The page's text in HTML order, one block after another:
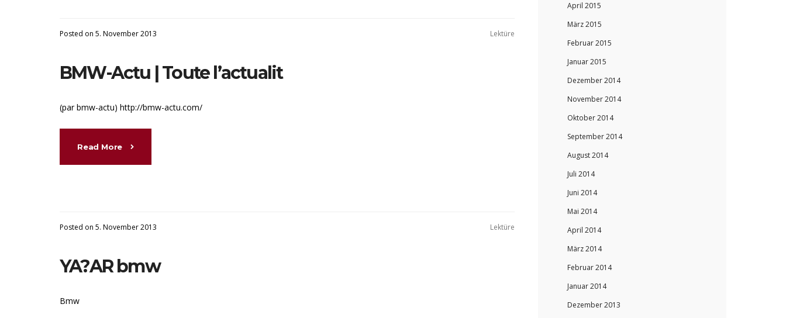
Posted on 5. November 2013 Lektüre
BMW-Actu | Toute l’actualit
(par bmw-actu) http://bmw-actu.com/
Read More
Posted on 5. November 2013 Lektüre
YA?AR bmw
Bmw
April 2015
März 2015
Februar 2015
Januar 2015
Dezember 2014
November 2014
Oktober 2014
September 2014
August 2014
Juli 2014
Juni 2014
Mai 2014
April 2014
März 2014
Februar 2014
Januar 2014
Dezember 2013